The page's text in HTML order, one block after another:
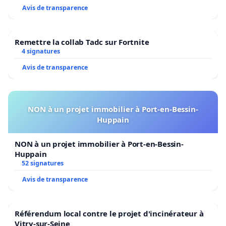
C’est pourquoi nous proposons une action de
Nous appelons à une mobilisation jeudi à 8h30
place avec banderoles et pancartes exprimant nos
inquiétudes et nos demandes.
- Si vous avez des contacts dans les médias qui
pourraient relayer cette information, n'hésitez pas
à leur transmettre.
Cette action est essentielle pour défendre une
Avis de transparence
Remettre la collab Tadc sur Fortnite
4 signatures
Avis de transparence
NON à un projet immobilier à Port-en-Bessin-
Huppain
NON à un projet immobilier à Port-en-Bessin-
Huppain
52 signatures
Avis de transparence
Référendum local contre le projet d'incinérateur à
Vitry-sur-Seine